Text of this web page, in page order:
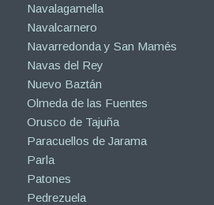
Navalagamella
Navalcarnero
Navarredonda y San Mamés
Navas del Rey
Nuevo Baztán
Olmeda de las Fuentes
Orusco de Tajuña
Paracuellos de Jarama
Parla
Patones
Pedrezuela